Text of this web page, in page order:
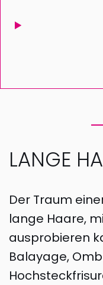
LANGE
Der Traum
lange Haare,
ausprobieren
Balayage,